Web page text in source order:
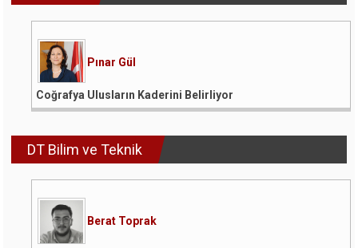
Pınar Gül
Coğrafya Ulusların Kaderini Belirliyor
DT Bilim ve Teknik
Berat Toprak